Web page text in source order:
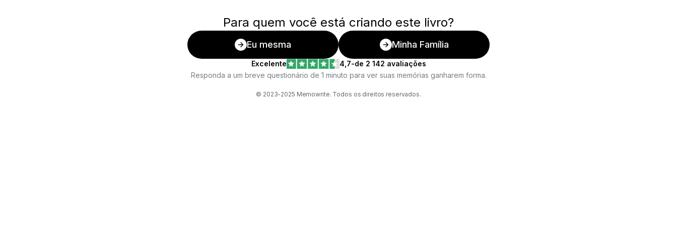
Para quem você está criando este livro?
Eu mesma Minha Família
Excelente 4,7-de 2 142 avaliações
Responda a um breve questionário de 1 minuto para ver suas memórias ganharem forma.
© 2023-2025 Memowrite. Todos os direitos reservados.